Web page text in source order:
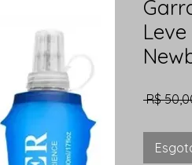
R$